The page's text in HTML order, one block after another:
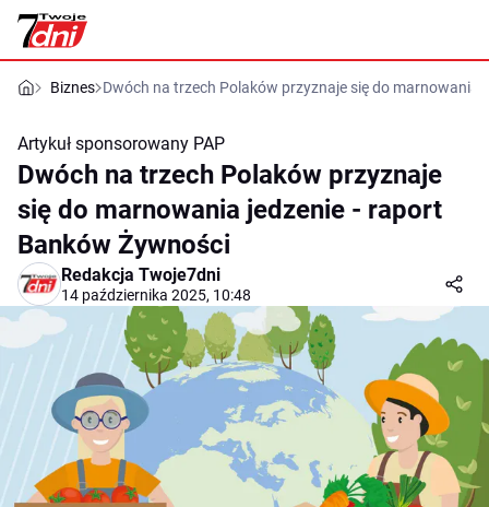
Biznes Dwóch na trzech Polaków przyznaje się do marnowania
Artykuł sponsorowany PAP
Dwóch na trzech Polaków przyznaje
się do marnowania jedzenie - raport
Banków Żywności
Redakcja Twoje7dni
14 października 2025, 10:48